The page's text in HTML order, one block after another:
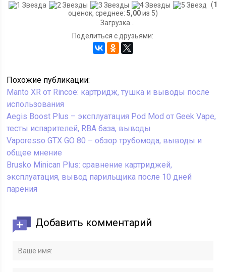
(1
оценок, среднее: 5,00из 5)
Загрузка...
Поделиться с друзьями:
Похожие публикации:
Manto XR от Rincoe: картридж, тушка и выводы после
использования
Aegis Boost Plus – эксплуатация Pod Mod от Geek Vape,
тесты испарителей, RBA база, выводы
Vaporesso GTX GO 80 – обзор трубомода, выводы и
общее мнение
Brusko Minican Plus: сравнение картриджей,
эксплуатация, вывод парильщика после 10 дней
парения
Добавить комментарий